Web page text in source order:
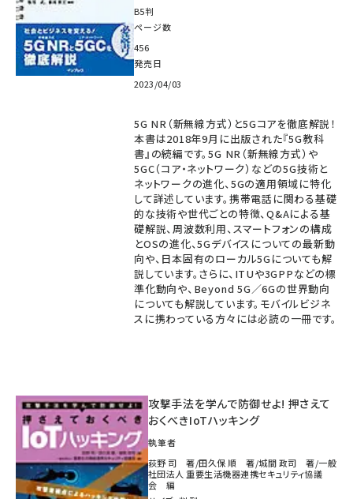
B5判
ページ数
456
発売日
2023/04/03
5G NR（新無線方式）と5Gコアを徹底解説！
本書は2018年9月に出版された『5G教科
書』の続編です。5G NR（新無線方式）や
5GC（コア・ネットワーク）などの5G技術と
ネットワークの進化、5Gの適用領域に特化
して詳述しています。携帯電話に関わる基礎
的な技術や世代ごとの特徴、Q&Aによる基
礎解説、周波数利用、スマートフォンの構成
とOSの進化、5Gデバイスについての最新動
向や、日本固有のローカル5Gについても解
説しています。さらに、ITUや3GPPなどの標
準化動向や、Beyond 5G／6Gの世界動向
についても解説しています。モバイルビジネ
スに携わっている方々には必読の一冊です。
攻撃手法を学んで防御せよ! 押さえて
おくべきIoTハッキング
執筆者
荻野 司 著/田久保 順 著/城間 政司 著/一般
社団法人 重要生活機器連携セキュリティ協議
会 編